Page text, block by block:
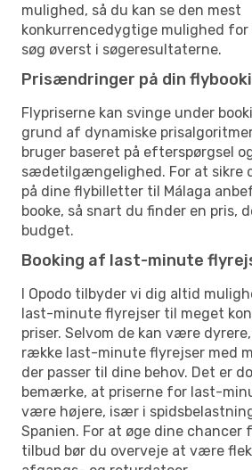
mulighed, så du kan se den mest
konkurrencedygtige mulighed
søg øverst i søgeresultaterne.
Prisændringer på din
Flypriserne kan svinge under
grund af dynamiske
bruger baseret på efterspørgsel
sædetilgængelighed. For at sikre
på dine flybilletter til Málaga
booke, så snart du finder en pris,
budget.
Booking af last-minute
I Opodo tilbyder vi dig altid
last-minute flyrejser til meget
priser. Selvom de kan være
række last-minute flyrejser med
der passer til dine behov. Det er
bemærke, at priserne for last-
være højere, især i
Spanien. For at øge dine
tilbud bør du overveje at være